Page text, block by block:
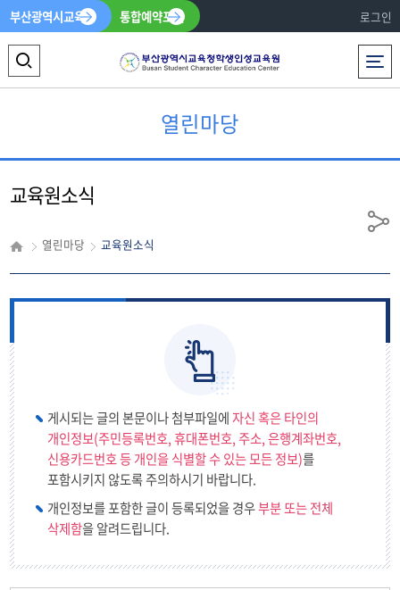
부산광역시교육청 통합예약포털 로그인
전체메뉴
색
역
열
열린마당
교육원소식
열린마당 교육원소식
공
게시되는 글의 본문이나 첨부파일에자신 혹은 타인의
개인정보(주민등록번호, 휴대폰번호, 주소, 은행계좌번호,
신용카드번호 등 개인을 식별할 수 있는 모든 정보)를
포함시키지 않도록 주의하시기 바랍니다.
개인정보를 포함한 글이 등록되었을 경우부분 또는 전체
삭제함을 알려드립니다.